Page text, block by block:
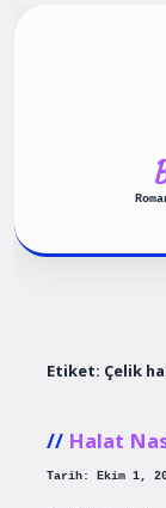
Etiket: Çelik
Halat
Tarih: Ekim 1,